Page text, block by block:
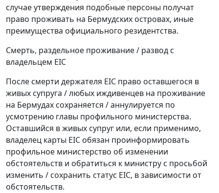
случае утверждения подобные персоны получат
право проживать на Бермудских островах, иные
преимущества официального резидентства.
Смерть, раздельное проживание / развод с
владельцем EIC
После смерти держателя EIC право оставшегося в
живых супруга / любых иждивенцев на проживание
на Бермудах сохраняется / аннулируется по
усмотрению главы профильного министерства.
Оставшийся в живых супруг или, если применимо,
владелец карты EIC обязан проинформировать
профильное министерство об изменении
обстоятельств и обратиться к министру с просьбой
изменить / сохранить статус EIC, в зависимости от
обстоятельств.